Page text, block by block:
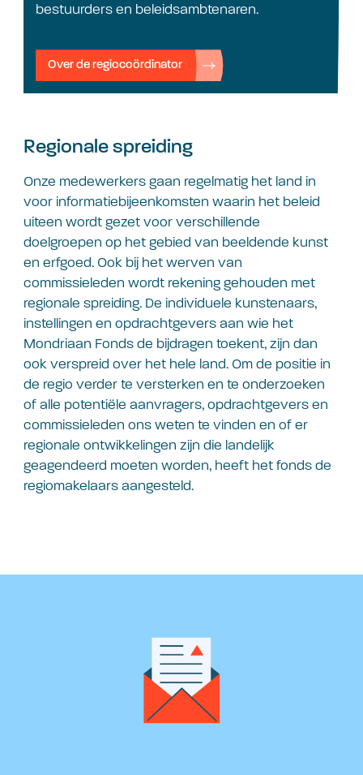
bestuurders en beleidsambtenaren.
Over de regiocoördinator
Regionale spreiding
Onze medewerkers gaan regelmatig het land in
voor informatiebijeenkomsten waarin het beleid
uiteen wordt gezet voor verschillende
doelgroepen op het gebied van beeldende kunst
en erfgoed. Ook bij het werven van
commissieleden wordt rekening gehouden met
regionale spreiding. De individuele kunstenaars,
instellingen en opdrachtgevers aan wie het
Mondriaan Fonds de bijdragen toekent, zijn dan
ook verspreid over het hele land. Om de positie in
de regio verder te versterken en te onderzoeken
of alle potentiële aanvragers, opdrachtgevers en
commissieleden ons weten te vinden en of er
regionale ontwikkelingen zijn die landelijk
geagendeerd moeten worden, heeft het fonds de
regiomakelaars aangesteld.